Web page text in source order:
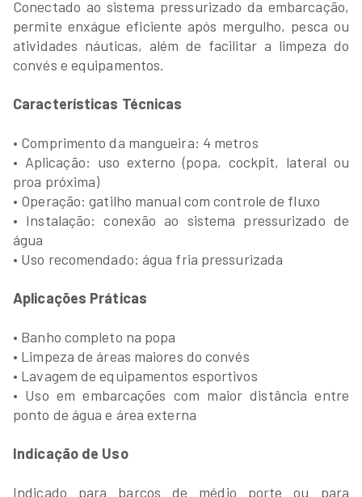
Conectado ao sistema pressurizado da embarcação,
permite enxágue eficiente após mergulho, pesca ou
atividades náuticas, além de facilitar a limpeza do
convés e equipamentos.
Características Técnicas
• Comprimento da mangueira: 4 metros
• Aplicação: uso externo (popa, cockpit, lateral ou
proa próxima)
• Operação: gatilho manual com controle de fluxo
• Instalação: conexão ao sistema pressurizado de
água
• Uso recomendado: água fria pressurizada
Aplicações Práticas
• Banho completo na popa
• Limpeza de áreas maiores do convés
• Lavagem de equipamentos esportivos
• Uso em embarcações com maior distância entre
ponto de água e área externa
Indicação de Uso
Indicado para barcos de médio porte ou para